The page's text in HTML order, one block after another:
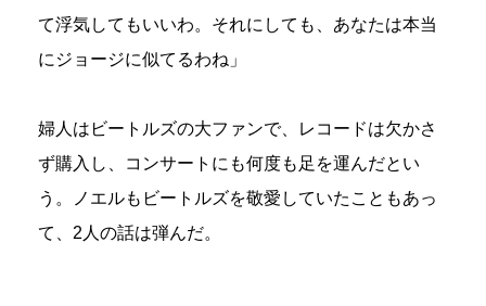
て浮気してもいいわ。それにしても、あなたは本当
にジョージに似てるわね」
婦人はビートルズの大ファンで、レコードは欠かさ
ず購入し、コンサートにも何度も足を運んだとい
う。ノエルもビートルズを敬愛していたこともあっ
て、2人の話は弾んだ。